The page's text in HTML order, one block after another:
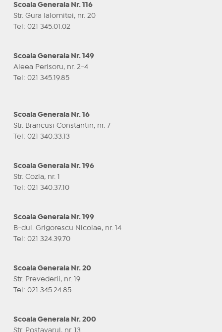
Scoala Generala Nr. 116
Str. Gura Ialomitei, nr. 20
Tel: 021 345.01.02
Scoala Generala Nr. 149
Aleea Perisoru, nr. 2-4
Tel: 021 345.19.85
Scoala Generala Nr. 16
Str. Brancusi Constantin, nr. 7
Tel: 021 340.33.13
Scoala Generala Nr. 196
Str. Cozla, nr. 1
Tel: 021 340.37.10
Scoala Generala Nr. 199
B-dul. Grigorescu Nicolae, nr. 14
Tel: 021 324.39.70
Scoala Generala Nr. 20
Str. Prevederii, nr. 19
Tel: 021 345.24.85
Scoala Generala Nr. 200
Str. Postavarul, nr. 13